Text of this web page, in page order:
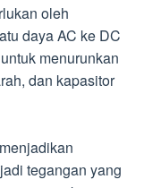
oleh
daya AC ke DC
menurunkan
dan kapasitor
tegangan yang